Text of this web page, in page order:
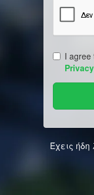
I agree
Έχεις